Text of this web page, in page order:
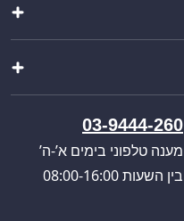
03-9444-260
מענה טלפוני בימים א’-ה’
בין השעות 08:00-16:00